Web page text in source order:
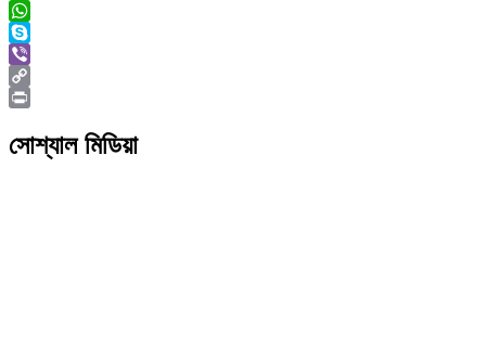
Twitter
WhatsApp
Skype
Viber
Copy
সোশ্যাল মিডিয়া